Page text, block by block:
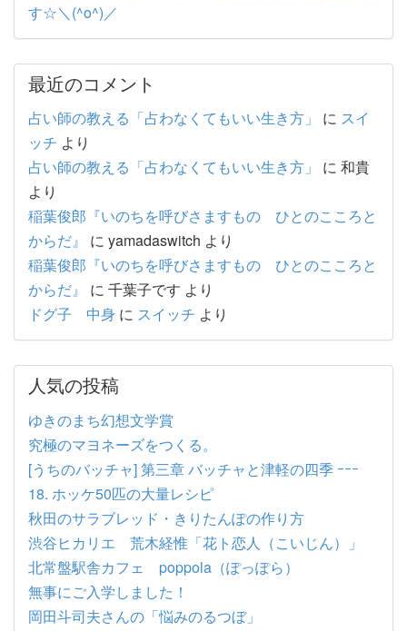
す☆＼(^o^)／
最近のコメント
占い師の教える「占わなくてもいい生き方」 に スイ
ッチ より
占い師の教える「占わなくてもいい生き方」
に 和貴
より
稲葉俊郎『いのちを呼びさますもの ひとのこころと
からだ』
に yamadaswitch より
稲葉俊郎『いのちを呼びさますもの ひとのこころと
からだ』
に 千葉子です より
ドグ子 中身 に スイッチ より
人気の投稿
ゆきのまち幻想文学賞
究極のマヨネーズをつくる。
[うちのバッチャ] 第三章 バッチャと津軽の四季 ｰｰｰ
18. ホッケ50匹の大量レシピ
秋田のサラブレッド・きりたんぽの作り方
渋谷ヒカリエ 荒木経惟「花ト恋人（こいじん）」
北常盤駅舎カフェ poppola（ぽっぽら）
無事にご入学しました！
岡田斗司夫さんの「悩みのるつぼ」